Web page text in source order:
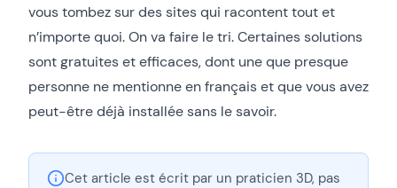
vous tombez sur des sites qui racontent tout et
n’importe quoi. On va faire le tri. Certaines solutions
sont gratuites et efficaces, dont une que presque
personne ne mentionne en français et que vous avez
peut-être déjà installée sans le savoir.
Cet article est écrit par un praticien 3D, pas